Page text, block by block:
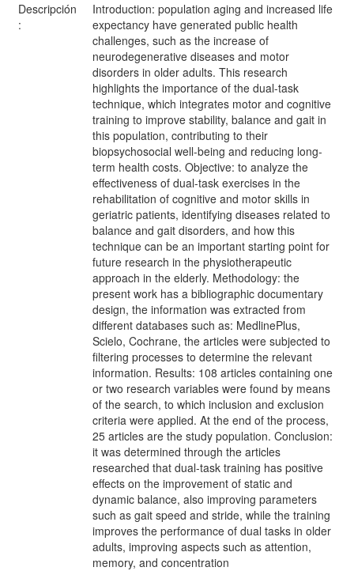
Descripción
:
Introduction: population aging and increased life
expectancy have generated public health
challenges, such as the increase of
neurodegenerative diseases and motor
disorders in older adults. This research
highlights the importance of the dual-task
technique, which integrates motor and cognitive
training to improve stability, balance and gait in
this population, contributing to their
biopsychosocial well-being and reducing long-
term health costs. Objective: to analyze the
effectiveness of dual-task exercises in the
rehabilitation of cognitive and motor skills in
geriatric patients, identifying diseases related to
balance and gait disorders, and how this
technique can be an important starting point for
future research in the physiotherapeutic
approach in the elderly. Methodology: the
present work has a bibliographic documentary
design, the information was extracted from
different databases such as: MedlinePlus,
Scielo, Cochrane, the articles were subjected to
filtering processes to determine the relevant
information. Results: 108 articles containing one
or two research variables were found by means
of the search, to which inclusion and exclusion
criteria were applied. At the end of the process,
25 articles are the study population. Conclusion:
it was determined through the articles
researched that dual-task training has positive
effects on the improvement of static and
dynamic balance, also improving parameters
such as gait speed and stride, while the training
improves the performance of dual tasks in older
adults, improving aspects such as attention,
memory, and concentration